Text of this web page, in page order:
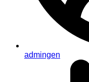
admingen